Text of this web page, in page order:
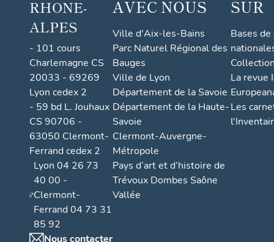
RHONE-
ALPES
- 101 cours
Charlemagne CS
20033 - 69269
Lyon cedex 2
- 59 bd L. Jouhaux
CS 90706 -
63050 Clermont-
Ferrand cedex 2
Lyon 04 26 73
40 00 -
Clermont-
Ferrand 04 73 31
85 92
Nous contacter
AVEC NOUS
Ville d'Aix-les-Bains
Parc Naturel Régional des
Bauges
Ville de Lyon
Département de la Savoie
Département de la Haute-
Savoie
Clermont-Auvergne-
Métropole
Pays d’art et d’histoire de
Trévoux Dombes Saône
Vallée
SUR
Bases
La revue
Les